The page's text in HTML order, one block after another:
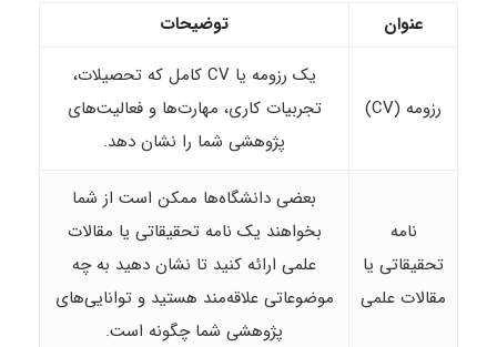
عنوان توضیحات
رزومه (CV)
یک رزومه یا CV کامل که تحصیلات،
تجربیات کاری، مهارت‌ها و فعالیت‌های
پژوهشی شما را نشان دهد.
نامه
تحقیقاتی یا
مقالات علمی
بعضی دانشگاه‌ها ممکن است از شما
بخواهند یک نامه تحقیقاتی یا مقالات
علمی ارائه کنید تا نشان دهید به چه
موضوعاتی علاقه‌مند هستید و توانایی‌های
پژوهشی شما چگونه است.